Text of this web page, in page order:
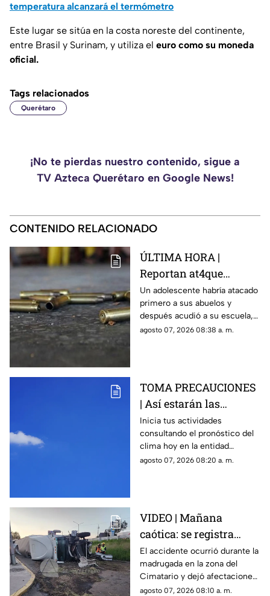
temperatura alcanzará el termómetro
Este lugar se sitúa en la costa noreste del continente,
entre Brasil y Surinam, y utiliza el euro como su moneda
oficial.
Tags relacionados
Querétaro
¡No te pierdas nuestro contenido, sigue a
TV Azteca Querétaro en Google News!
CONTENIDO RELACIONADO
ÚLTIMA HORA |
Reportan at4que
arm4do en secundaria;
reportan mu3rtos y
decenas de heridos
(+VIDEO DELICADO)
Un adolescente habría atacado
primero a sus abuelos y
después acudió a su escuela,
donde abrió fuego contra
agosto 07, 2026 08:38 a. m.
TOMA PRECAUCIONES
| Así estarán las
condiciones del clima
HOY en Querétaro
Inicia tus actividades
consultando el pronóstico del
clima hoy en la entidad
queretana y sus municipios.
agosto 07, 2026 08:20 a. m.
VIDEO | Mañana
caótica: se registra
volcadura de tráiler en
la carretera 57 rumbo a
Celaya
El accidente ocurrió durante la
madrugada en la zona del
Cimatario y dejó afectaciones
en el sitio, aunque no se
agosto 07, 2026 08:10 a. m.